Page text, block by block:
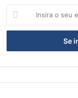
seu
de